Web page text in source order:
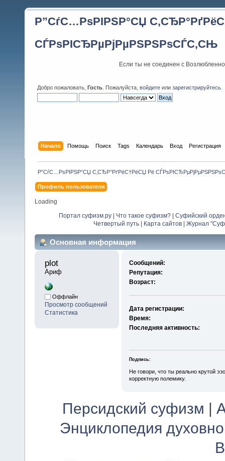
Р”СѓС…РѕРІРЅР°СЏ
СЃРѕРІСЂРµРјРµРЅРЅРѕСЃС‚СЊ
Если ты не соединен с
Добро пожаловать, Гость . Пожалуйста, войдите или зарегистрируйтесь
Начало Помощь Поиск Tags Календарь Вход Регистрация
Р”СѓС…РѕРІРЅР°СЏ С‚СЂР°РґРёС†РёСЏ Рё
Профиль пользователя
Loading
Портал суфизм.ру Что такое суфизм?
Суфийский
Четвертый путь| Карта сайтов| Журнал
Основная информация
plot
Ариф
Оффлайн
Просмотр сообщений
Статистика
Сообщений:
Репутация:
Возраст:
Дата регистрации:
Время:
Последняя активность:
Подпись:
Не говори, что ты реально крутой
корректную полемику.
Персидский суфизм |
Энциклопедия